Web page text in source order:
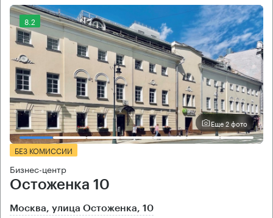
8.2
Еще 2 фото
БЕЗ КОМИССИИ
Бизнес-центр
Остоженка 10
Москва, улица Остоженка, 10